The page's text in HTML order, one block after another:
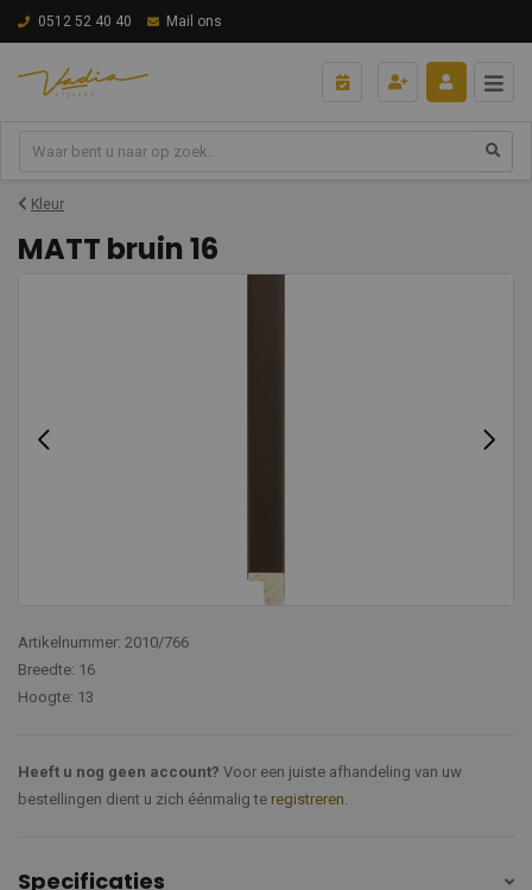
0512 52 40 40 Mail ons
Kleur
MATT bruin 16
Artikelnummer: 2010/766
Breedte: 16
Hoogte: 13
Heeft u nog geen account? Voor een juiste afhandeling van uw
bestellingen dient u zich éénmalig te registreren.
Specificaties